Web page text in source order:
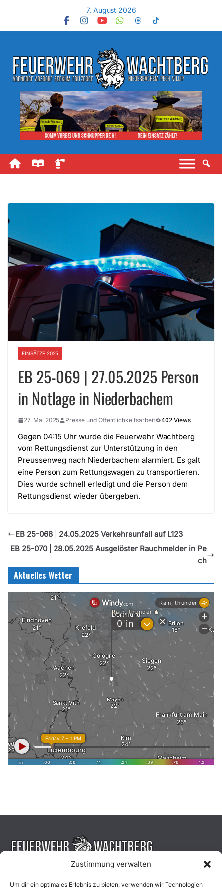
Zustimmung verwalten
Um dir ein optimales Erlebnis zu bieten, verwenden wir Technologien
7. August 2026
EINSÄTZE 2025
EB 25-069 | 27.05.2025 Person
in Notlage in Niederbachem
27. Mai 2025 Presse und Öffentlichkeitsarbeit 402 Views
Gegen 04:15 Uhr wurde die Feuerwehr Wachtberg
vom Rettungsdienst zur Unterstützung in den
Preussenweg nach Niederbachem alarmiert. Es galt
eine Person zum Rettungswagen zu transportieren.
Dies wurde schnell erledigt und die Person dem
Rettungsdienst wieder übergeben.
EB 25-068 | 24.05.2025 Verkehrsunfall auf L123
EB 25-070 | 28.05.2025 Ausgelöster Rauchmelder in Pe
ch
Aktuelles Wetter
Aktuelles